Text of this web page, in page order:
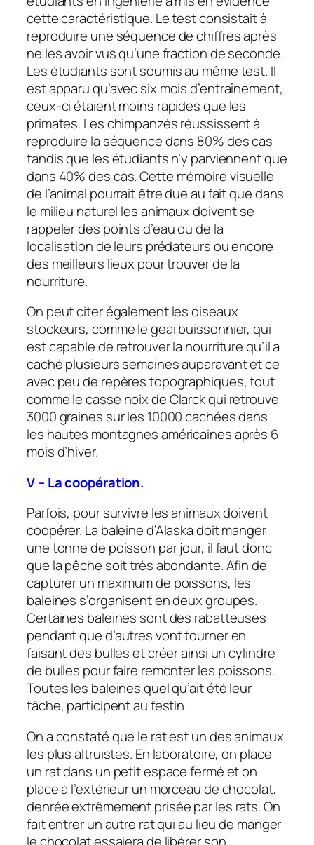
cette caractéristique. Le test consistait à
reproduire une séquence de chiffres après
ne les avoir vus qu’une fraction de seconde.
Les étudiants sont soumis au même test. Il
est apparu qu’avec six mois d’entraînement,
ceux-ci étaient moins rapides que les
primates. Les chimpanzés réussissent à
reproduire la séquence dans 80% des cas
tandis que les étudiants n’y parviennent que
dans 40% des cas. Cette mémoire visuelle
de l’animal pourrait être due au fait que dans
le milieu naturel les animaux doivent se
rappeler des points d’eau ou de la
localisation de leurs prédateurs ou encore
des meilleurs lieux pour trouver de la
nourriture.
On peut citer également les oiseaux
stockeurs, comme le geai buissonnier, qui
est capable de retrouver la nourriture qu’il a
caché plusieurs semaines auparavant et ce
avec peu de repères topographiques, tout
comme le casse noix de Clarck qui retrouve
3000 graines sur les 10000 cachées dans
les hautes montagnes américaines après 6
mois d’hiver.
V – La coopération.
Parfois, pour survivre les animaux doivent
coopérer. La baleine d’Alaska doit manger
une tonne de poisson par jour, il faut donc
que la pêche soit très abondante. Afin de
capturer un maximum de poissons, les
baleines s’organisent en deux groupes.
Certaines baleines sont des rabatteuses
pendant que d’autres vont tourner en
faisant des bulles et créer ainsi un cylindre
de bulles pour faire remonter les poissons.
Toutes les baleines quel qu’ait été leur
tâche, participent au festin.
On a constaté que le rat est un des animaux
les plus altruistes. En laboratoire, on place
un rat dans un petit espace fermé et on
place à l’extérieur un morceau de chocolat,
denrée extrêmement prisée par les rats. On
fait entrer un autre rat qui au lieu de manger
le chocolat essaiera de libérer son